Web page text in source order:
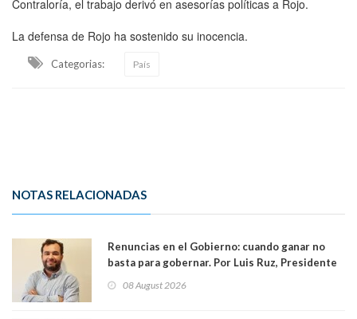
Contraloría, el trabajo derivó en asesorías políticas a Rojo.
La defensa de Rojo ha sostenido su inocencia.
Categorias: País
NOTAS RELACIONADAS
Renuncias en el Gobierno: cuando ganar no
basta para gobernar. Por Luis Ruz, Presidente
08 August 2026